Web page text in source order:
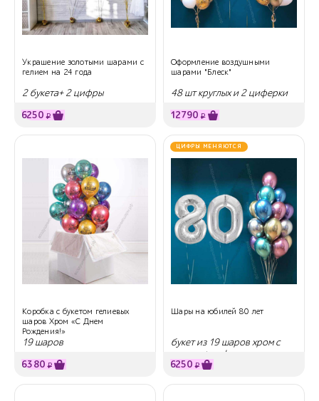
Украшение золотыми шарами с
гелием на 24 года
2 букета+ 2 цифры
6250 ₽
Оформление воздушными
шарами "Блеск"
48 шт круглых и 2 циферки
12790 ₽
Коробка с букетом гелиевых
шаров Хром «С Днем
Рождения!»
19 шаров
6380 ₽
ЦИФРЫ МЕНЯЮТСЯ
Шары на юбилей 80 лет
букет из 19 шаров хром с
гелием + цифры
6250 ₽